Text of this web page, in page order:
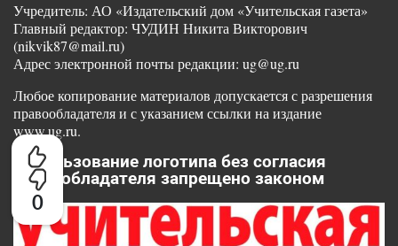
0
Учредитель: АО «Издательский дом «Учительская газета»
Главный редактор: ЧУДИН Никита Викторович
(nikvik87@mail.ru)
Адрес электронной почты редакции: ug@ug.ru
Любое копирование материалов допускается с разрешения
правообладателя и с указанием ссылки на издание
www.ug.ru.
Использование логотипа без согласия
правообладателя запрещено законом